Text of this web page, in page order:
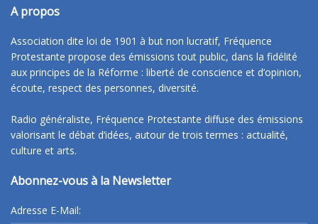
A propos
Association dite loi de 1901 à but non lucratif, Fréquence
Protestante propose des émissions tout public, dans la fidélité
aux principes de la Réforme : liberté de conscience et d’opinion,
écoute, respect des personnes, diversité.
Radio généraliste, Fréquence Protestante diffuse des émissions
valorisant le débat d’idées, autour de trois termes : actualité,
culture et arts.
Abonnez-vous à la Newsletter
Adresse E-Mail: